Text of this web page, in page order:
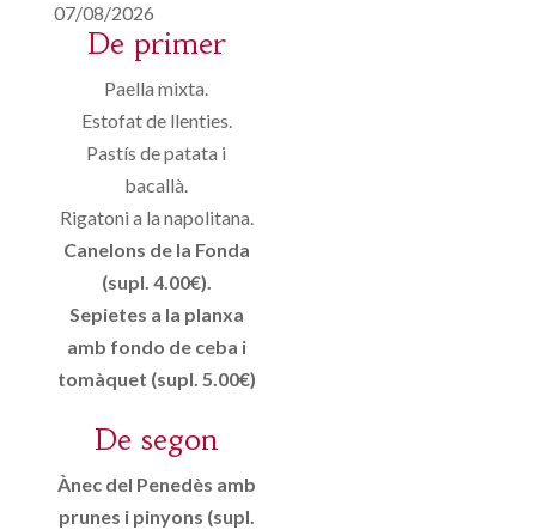
07/08/2026
De primer
Paella mixta.
Estofat de llenties.
Pastís de patata i
bacallà.
Rigatoni a la napolitana.
Canelons de la Fonda
(supl. 4.00€).
Sepietes a la planxa
amb fondo de ceba i
tomàquet (supl. 5.00€)
De segon
Ànec del Penedès amb
prunes i pinyons (supl.